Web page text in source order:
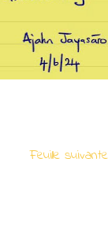
Feuille